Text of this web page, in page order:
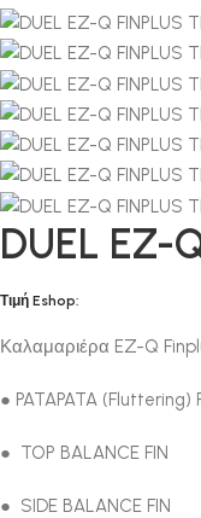
DUEL EZ-
Τιμή Eshop:
Καλαμαριέρα EZ-Q
● PATAPATA (Fluttering)
● TOP BALANCE FIN
● SIDE BALANCE FIN